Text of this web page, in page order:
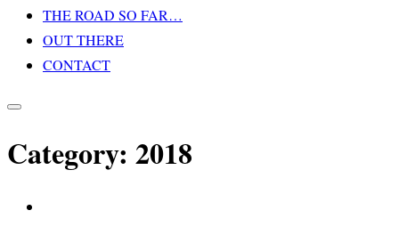
springenTHE ROAD SO FAR…
OUT THERE
CONTACT
Seitenleiste
Navigation
umschalten
Category: 2018